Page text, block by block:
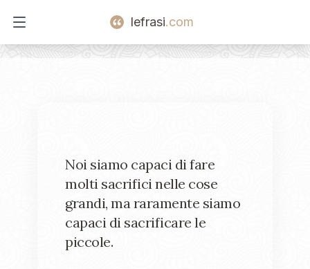
Open main menu
lefrasi.com
Noi siamo capaci di fare
molti sacrifici nelle cose
grandi, ma raramente siamo
capaci di sacrificare le
piccole.